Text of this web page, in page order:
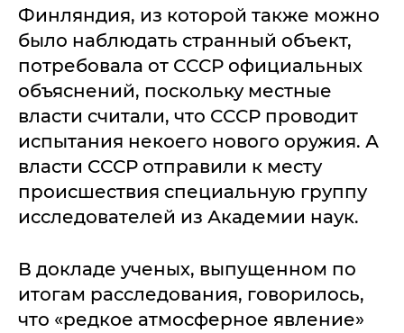
Финляндия, из которой также можно
было наблюдать странный объект,
потребовала от СССР официальных
объяснений, поскольку местные
власти считали, что СССР проводит
испытания некоего нового оружия. А
власти СССР отправили к месту
происшествия специальную группу
исследователей из Академии наук.
В докладе ученых, выпущенном по
итогам расследования, говорилось,
что «редкое атмосферное явление»